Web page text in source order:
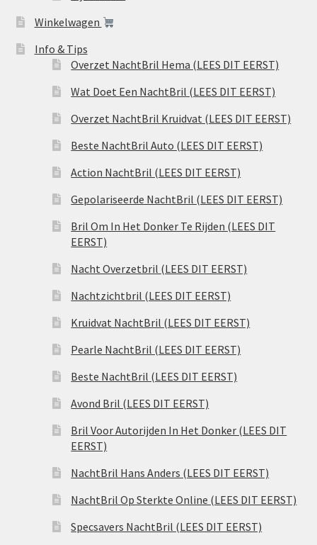
Winkelwagen
Info & Tips
Overzet NachtBril Hema (LEES DIT EERST)
Wat Doet Een NachtBril (LEES DIT EERST)
Overzet NachtBril Kruidvat (LEES DIT EERST)
Beste NachtBril Auto (LEES DIT EERST)
Action NachtBril (LEES DIT EERST)
Gepolariseerde NachtBril (LEES DIT EERST)
Bril Om In Het Donker Te Rijden (LEES DIT
EERST)
Nacht Overzetbril (LEES DIT EERST)
Nachtzichtbril (LEES DIT EERST)
Kruidvat NachtBril (LEES DIT EERST)
Pearle NachtBril (LEES DIT EERST)
Beste NachtBril (LEES DIT EERST)
Avond Bril (LEES DIT EERST)
Bril Voor Autorijden In Het Donker (LEES DIT
EERST)
NachtBril Hans Anders (LEES DIT EERST)
NachtBril Op Sterkte Online (LEES DIT EERST)
Specsavers NachtBril (LEES DIT EERST)